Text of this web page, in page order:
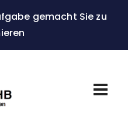
gemacht Sie zu